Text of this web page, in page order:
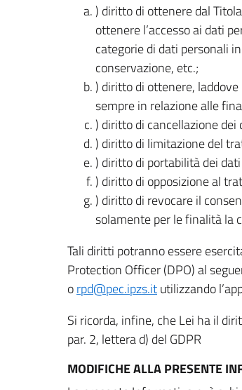
) diritto di ottenere dal
ottenere l’accesso ai dati
categorie di dati personali
conservazione, etc.;
) diritto di ottenere,
sempre in relazione alle
) diritto di cancellazione dei
) diritto di limitazione del
) diritto di portabilità dei
) diritto di opposizione al
) diritto di revocare il
solamente per le finalità la
Tali diritti potranno essere
Protection Officer (DPO) al
orpd@pec.ipzs.itutilizzando
Si ricorda, infine, che Lei ha il
par. 2, lettera d) del GDPR
MODIFICHE ALLA PRESENTE